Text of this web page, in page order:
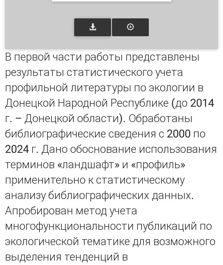
В первой части работы представлены
результаты статистического учета
профильной литературы по экологии в
Донецкой Народной Республике (до 2014
г. – Донецкой области). Обработаны
библиографические сведения с 2000 по
2024 г. Дано обоснование использования
терминов «ландшафт» и «профиль»
применительно к статистическому
анализу библиографических данных.
Апробирован метод учета
многофункциональности публикаций по
экологической тематике для возможного
выделения тенденций в